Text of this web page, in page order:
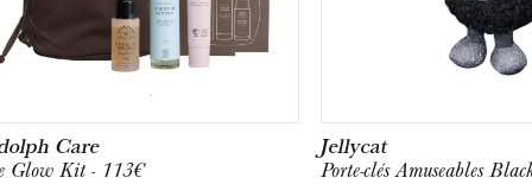
Care
Glow Kit - 113€
Jellycat
Porte-clés Amuseables